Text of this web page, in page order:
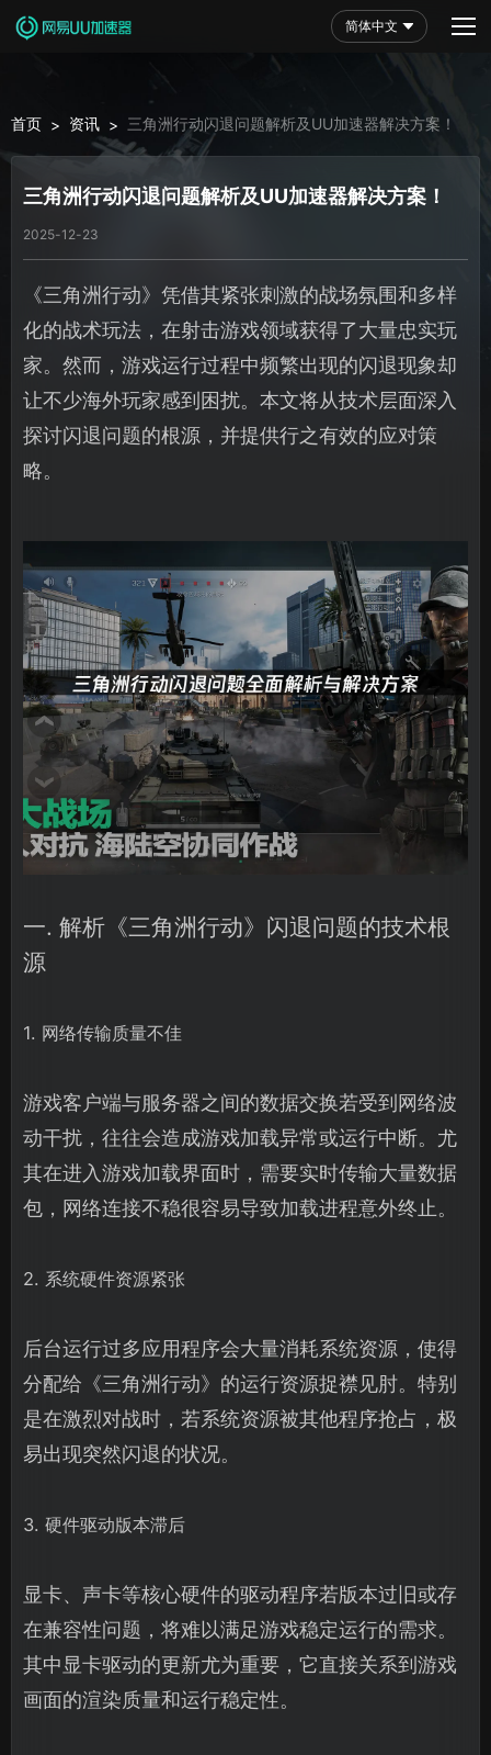
简体中文
首页 > 资讯 > 三角洲行动闪退问题解析及UU加速器解决方案！
三角洲行动闪退问题解析及UU加速器解决方案！
2025-12-23
《三角洲行动》凭借其紧张刺激的战场氛围和多样
化的战术玩法，在射击游戏领域获得了大量忠实玩
家。然而，游戏运行过程中频繁出现的闪退现象却
让不少海外玩家感到困扰。本文将从技术层面深入
探讨闪退问题的根源，并提供行之有效的应对策
略。
一. 解析《三角洲行动》闪退问题的技术根
源
1. 网络传输质量不佳
游戏客户端与服务器之间的数据交换若受到网络波
动干扰，往往会造成游戏加载异常或运行中断。尤
其在进入游戏加载界面时，需要实时传输大量数据
包，网络连接不稳很容易导致加载进程意外终止。
2. 系统硬件资源紧张
后台运行过多应用程序会大量消耗系统资源，使得
分配给《三角洲行动》的运行资源捉襟见肘。特别
是在激烈对战时，若系统资源被其他程序抢占，极
易出现突然闪退的状况。
3. 硬件驱动版本滞后
显卡、声卡等核心硬件的驱动程序若版本过旧或存
在兼容性问题，将难以满足游戏稳定运行的需求。
其中显卡驱动的更新尤为重要，它直接关系到游戏
画面的渲染质量和运行稳定性。